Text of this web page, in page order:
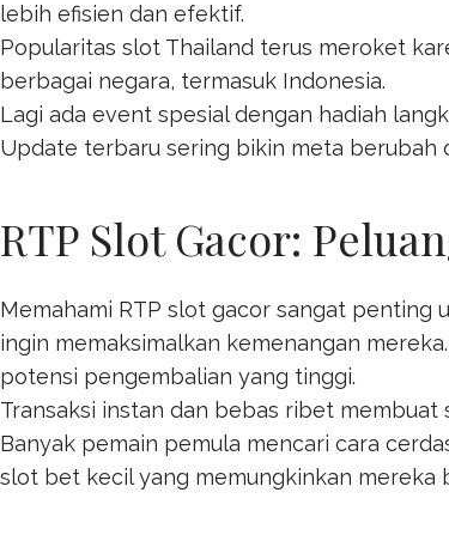
lebih efisien dan efektif.
Popularitas slot Thailand terus meroket
berbagai negara, termasuk Indonesia.
Lagi ada event spesial dengan hadiah
Update terbaru sering bikin meta berubah
RTP Slot Gacor:
Memahami RTP slot gacor sangat penting
ingin memaksimalkan kemenangan
potensi pengembalian yang tinggi.
Transaksi instan dan bebas ribet membuat
Banyak pemain pemula mencari cara
slot bet kecilyang memungkinkan mereka